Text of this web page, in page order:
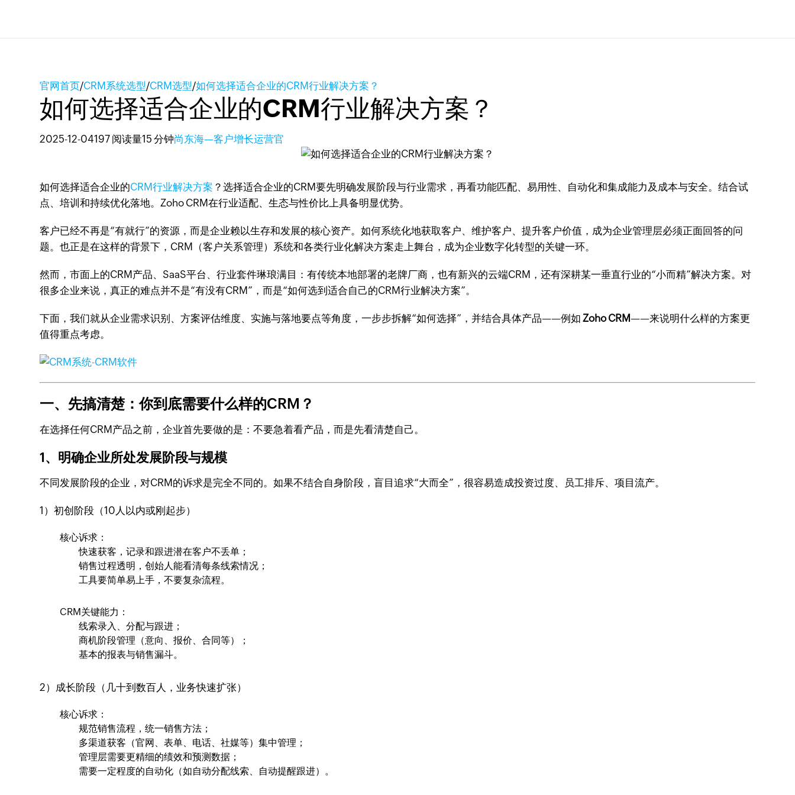
官网首页/CRM系统选型/CRM选型/如何选择适合企业的CRM行业解决方案？
如何选择适合企业的CRM行业解决方案？
2025-12-04197 阅读量15 分钟尚东海—客户增长运营官
如何选择适合企业的CRM行业解决方案 ？选择适合企业的CRM要先明确发展阶段与行业需求，再看功能匹配、易用性、自动化和集成能力及成本与安全。结合试
点、培训和持续优化落地。Zoho CRM在行业适配、生态与性价比上具备明显优势。
客户已经不再是“有就行”的资源，而是企业赖以生存和发展的核心资产。如何系统化地获取客户、维护客户、提升客户价值，成为企业管理层必须正面回答的问
题。也正是在这样的背景下，CRM（客户关系管理）系统和各类行业化解决方案走上舞台，成为企业数字化转型的关键一环。
然而，市面上的CRM产品、SaaS平台、行业套件琳琅满目：有传统本地部署的老牌厂商，也有新兴的云端CRM，还有深耕某一垂直行业的“小而精”解决方案。对
很多企业来说，真正的难点并不是“有没有CRM”，而是“如何选到适合自己的CRM行业解决方案”。
下面，我们就从企业需求识别、方案评估维度、实施与落地要点等角度，一步步拆解“如何选择”，并结合具体产品——例如Zoho CRM——来说明什么样的方案更
值得重点考虑。
一、先搞清楚：你到底需要什么样的CRM？
在选择任何CRM产品之前，企业首先要做的是：不要急着看产品，而是先看清楚自己。
1、明确企业所处发展阶段与规模
不同发展阶段的企业，对CRM的诉求是完全不同的。如果不结合自身阶段，盲目追求“大而全”，很容易造成投资过度、员工排斥、项目流产。
1）初创阶段（10人以内或刚起步）
核心诉求：
快速获客，记录和跟进潜在客户不丢单；
销售过程透明，创始人能看清每条线索情况；
工具要简单易上手，不要复杂流程。
CRM关键能力：
线索录入、分配与跟进；
商机阶段管理（意向、报价、合同等）；
基本的报表与销售漏斗。
2）成长阶段（几十到数百人，业务快速扩张）
核心诉求：
规范销售流程，统一销售方法；
多渠道获客（官网、表单、电话、社媒等）集中管理；
管理层需要更精细的绩效和预测数据；
需要一定程度的自动化（如自动分配线索、自动提醒跟进）。